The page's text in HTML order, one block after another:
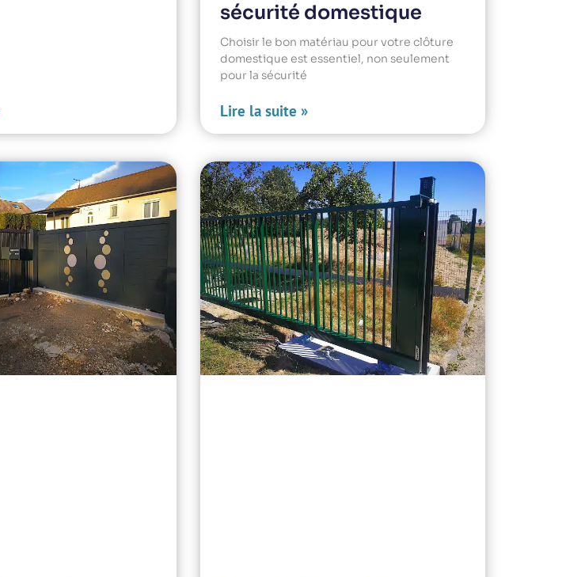
sécurité domestique
Choisir le bon matériau pour votre clôture
domestique est essentiel, non seulement
pour la sécurité
Lire la suite »